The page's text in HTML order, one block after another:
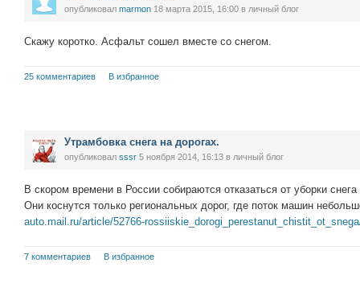
опубликовал marmon 18 марта 2015, 16:00 в личный блог
Скажу коротко. Асфальт сошел вместе со снегом.
25 комментариев В избранное
Утрамбовка снега на дорогах.
опубликовал sssr 5 ноября 2014, 16:13 в личный блог
В скором времени в России собираются отказаться от уборки снега
Они коснутся только региональных дорог, где поток машин
auto.mail.ru/article/52766-
7 комментариев В избранное